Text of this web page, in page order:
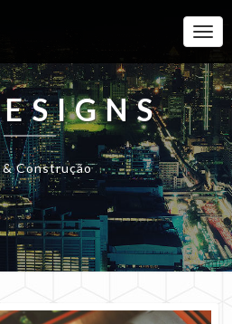
& Construção